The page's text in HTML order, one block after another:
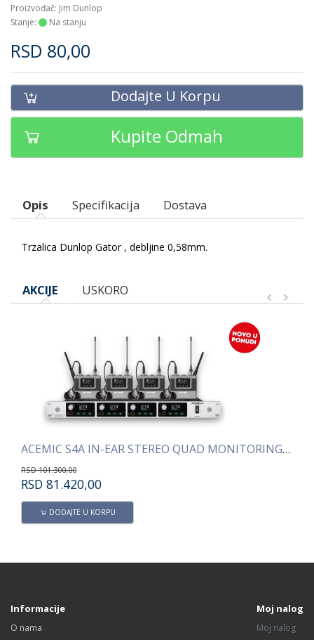
Proizvođač: Jim Dunlop
Stanje:
Na stanju
RSD 80,00
Dodajte U Korpu
Kupite Odmah
Opis Specifikacija Dostava
Trzalica Dunlop Gator , debljine 0,58mm.
AKCIJE USKORO
ACEMIC S4A IN-EAR STEREO QUAD MONITORING SISTEM
RSD 101.300,00
RSD 81.420,00
DODAJTE U KORPU
Informacije
O nama
Moj nalog
Moj nalog